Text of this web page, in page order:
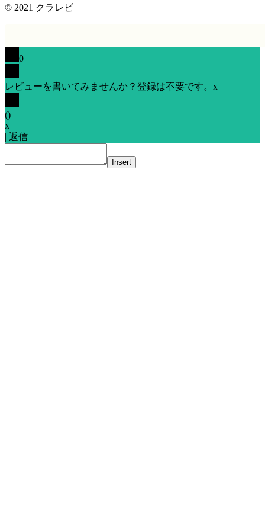
© 2021 クラレビ
0
レビューを書いてみませんか？登録は不要です。 x
()
x
| 返信
Insert